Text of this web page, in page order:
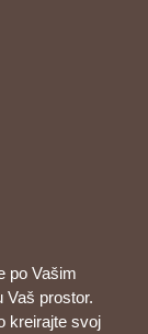
po Vašim
Vaš prostor.
kreirajte svoj